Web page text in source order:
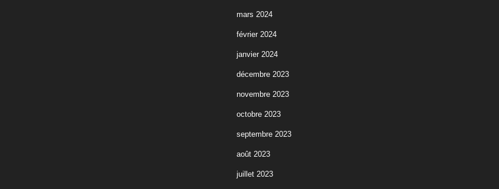
mars 2024
février 2024
janvier 2024
décembre 2023
novembre 2023
octobre 2023
septembre 2023
août 2023
juillet 2023